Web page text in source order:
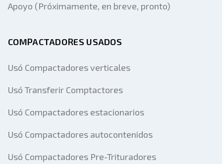
Apoyo (Próximamente, en breve, pronto)
COMPACTADORES USADOS
Usó Compactadores verticales
Usó Transferir Comptactores
Usó Compactadores estacionarios
Usó Compactadores autocontenidos
Usó Compactadores Pre-Trituradores